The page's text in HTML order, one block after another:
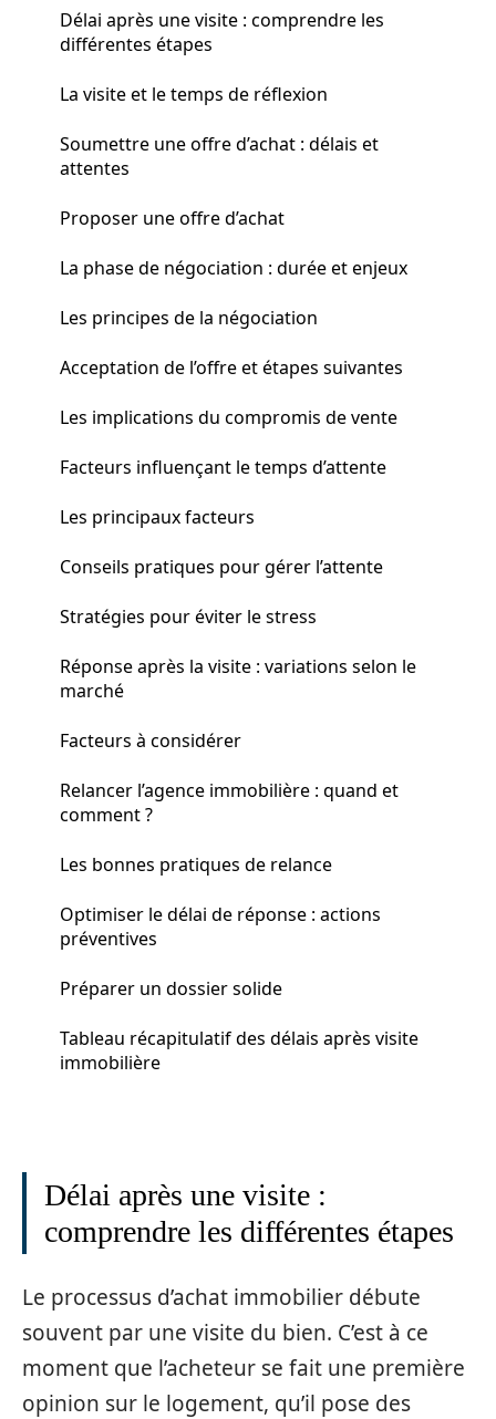
Délai après une visite : comprendre les
différentes étapes
La visite et le temps de réflexion
Soumettre une offre d’achat : délais et
attentes
Proposer une offre d’achat
La phase de négociation : durée et enjeux
Les principes de la négociation
Acceptation de l’offre et étapes suivantes
Les implications du compromis de vente
Facteurs influençant le temps d’attente
Les principaux facteurs
Conseils pratiques pour gérer l’attente
Stratégies pour éviter le stress
Réponse après la visite : variations selon le
marché
Facteurs à considérer
Relancer l’agence immobilière : quand et
comment ?
Les bonnes pratiques de relance
Optimiser le délai de réponse : actions
préventives
Préparer un dossier solide
Tableau récapitulatif des délais après visite
immobilière
Délai après une visite :
comprendre les différentes étapes
Le processus d’achat immobilier débute
souvent par une visite du bien. C’est à ce
moment que l’acheteur se fait une première
opinion sur le logement, qu’il pose des